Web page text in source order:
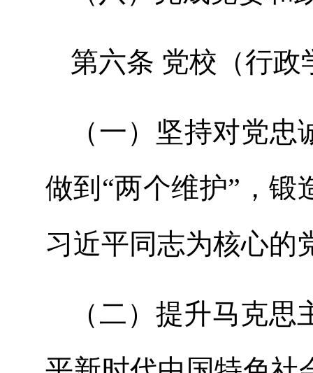
第六条 党校（行
（一）坚持对党
做到“两个维护”，
习近平同志为核心的
（二）提升马克